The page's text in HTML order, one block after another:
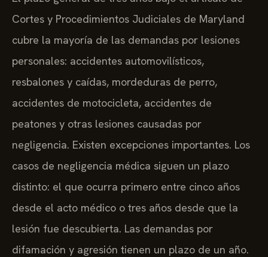
Cortes y Procedimientos Judiciales de Maryland
cubre la mayoría de las demandas por lesiones
personales: accidentes automovilísticos,
resbalones y caídas, mordeduras de perro,
accidentes de motocicleta, accidentes de
peatones y otras lesiones causadas por
negligencia. Existen excepciones importantes. Los
casos de negligencia médica siguen un plazo
distinto: el que ocurra primero entre cinco años
desde el acto médico o tres años desde que la
lesión fue descubierta. Las demandas por
difamación y agresión tienen un plazo de un año.